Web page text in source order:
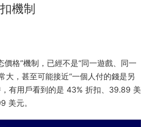
機制
格”機制，已經不是“同一遊戲、同一
大，甚至可能接近“一個人付的錢是另
有用戶看到的是 43% 折扣、39.89 美
美元。